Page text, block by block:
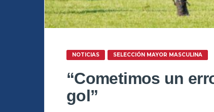
NOTICIAS SELECCIÓN MAYOR MASCULINA
“Cometimos un
gol”